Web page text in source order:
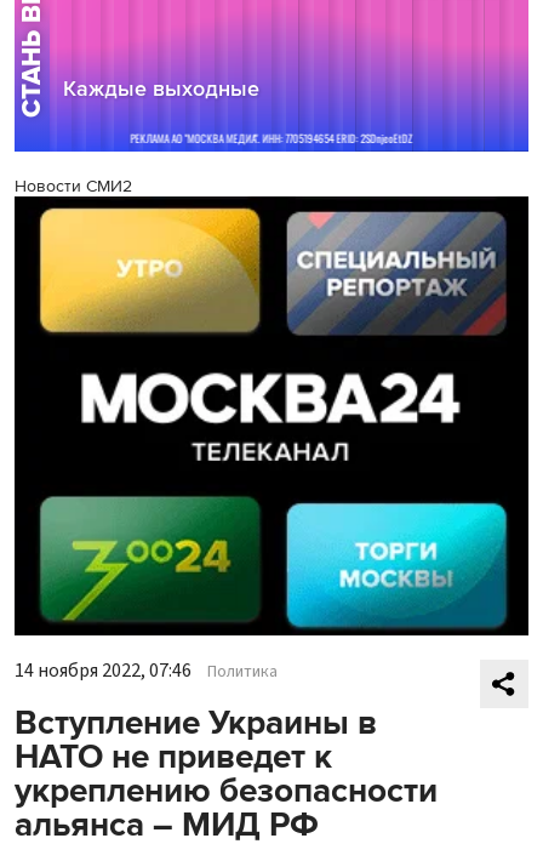
Новости СМИ2
14 ноября 2022, 07:46 Политика
Вступление Украины в
НАТО не приведет к
укреплению безопасности
альянса – МИД РФ